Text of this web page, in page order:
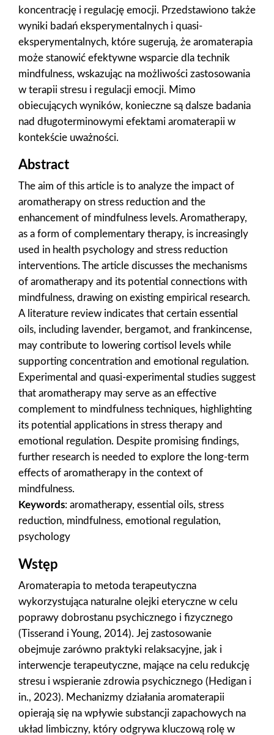
koncentrację i regulację emocji. Przedstawiono także
wyniki badań eksperymentalnych i quasi-
eksperymentalnych, które sugerują, że aromaterapia
może stanowić efektywne wsparcie dla technik
mindfulness, wskazując na możliwości zastosowania
w terapii stresu i regulacji emocji. Mimo
obiecujących wyników, konieczne są dalsze badania
nad długoterminowymi efektami aromaterapii w
kontekście uważności.
Abstract
The aim of this article is to analyze the impact of
aromatherapy on stress reduction and the
enhancement of mindfulness levels. Aromatherapy,
as a form of complementary therapy, is increasingly
used in health psychology and stress reduction
interventions. The article discusses the mechanisms
of aromatherapy and its potential connections with
mindfulness, drawing on existing empirical research.
A literature review indicates that certain essential
oils, including lavender, bergamot, and frankincense,
may contribute to lowering cortisol levels while
supporting concentration and emotional regulation.
Experimental and quasi-experimental studies suggest
that aromatherapy may serve as an effective
complement to mindfulness techniques, highlighting
its potential applications in stress therapy and
emotional regulation. Despite promising findings,
further research is needed to explore the long-term
effects of aromatherapy in the context of
mindfulness.
Keywords: aromatherapy, essential oils, stress
reduction, mindfulness, emotional regulation,
psychology
Wstęp
Aromaterapia to metoda terapeutyczna
wykorzystująca naturalne olejki eteryczne w celu
poprawy dobrostanu psychicznego i fizycznego
(Tisserand i Young, 2014). Jej zastosowanie
obejmuje zarówno praktyki relaksacyjne, jak i
interwencje terapeutyczne, mające na celu redukcję
stresu i wspieranie zdrowia psychicznego (Hedigan i
in., 2023). Mechanizmy działania aromaterapii
opierają się na wpływie substancji zapachowych na
układ limbiczny, który odgrywa kluczową rolę w